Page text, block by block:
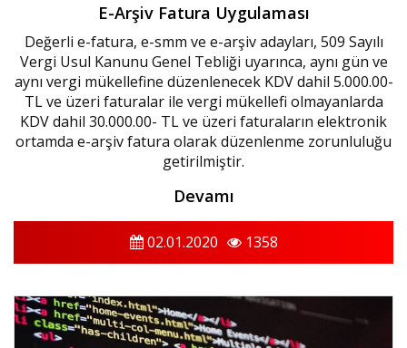
E-Arşiv Fatura Uygulaması
Değerli e-fatura, e-smm ve e-arşiv adayları, 509 Sayılı
Vergi Usul Kanunu Genel Tebliği uyarınca, aynı gün ve
aynı vergi mükellefine düzenlenecek KDV dahil 5.000.00-
TL ve üzeri faturalar ile vergi mükellefi olmayanlarda
KDV dahil 30.000.00- TL ve üzeri faturaların elektronik
ortamda e-arşiv fatura olarak düzenlenme zorunluluğu
getirilmiştir.
Devamı
02.01.2020 1358